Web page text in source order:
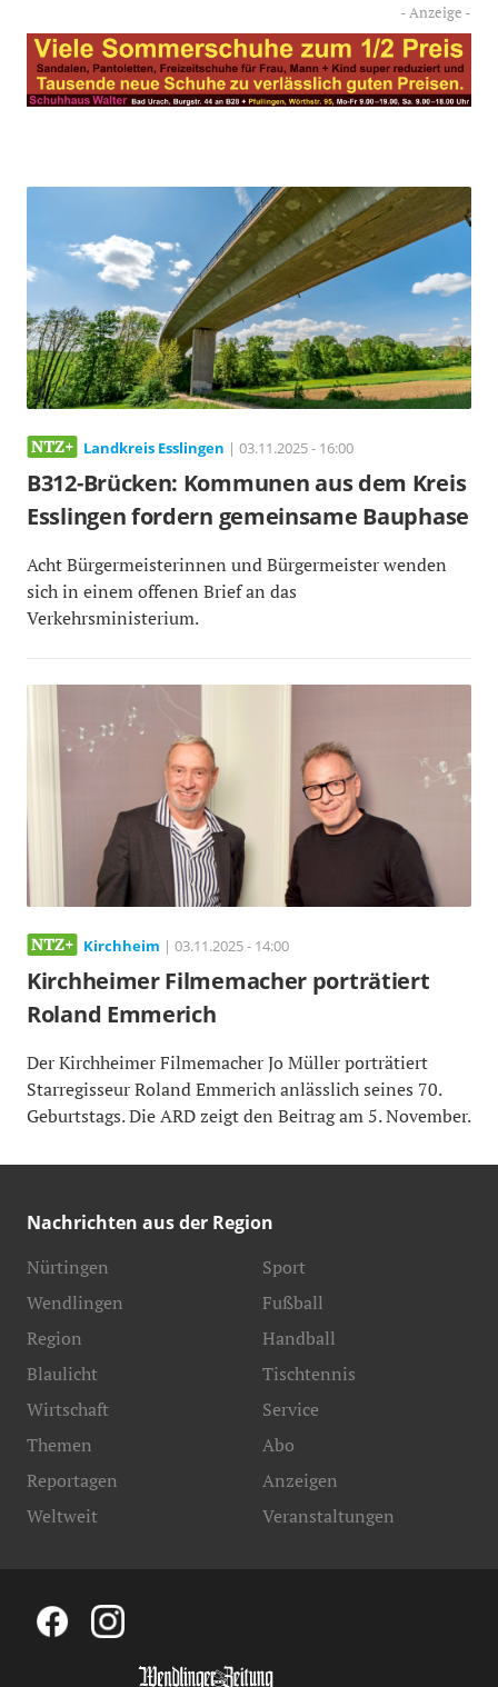
Landkreis Esslingen | 03.11.2025 - 16:00
B312-Brücken: Kommunen aus dem Kreis
Esslingen fordern gemeinsame Bauphase
Acht Bürgermeisterinnen und Bürgermeister wenden
sich in einem offenen Brief an das
Verkehrsministerium.
Kirchheim | 03.11.2025 - 14:00
Kirchheimer Filmemacher porträtiert
Roland Emmerich
Der Kirchheimer Filmemacher Jo Müller porträtiert
Starregisseur Roland Emmerich anlässlich seines 70.
Geburtstags. Die ARD zeigt den Beitrag am 5. November.
Nachrichten aus der Region
Nürtingen
Wendlingen
Region
Blaulicht
Sport
Fußball
Handball
Tischtennis
Wirtschaft
Themen
Reportagen
Weltweit
Service
Abo
Anzeigen
Veranstaltungen